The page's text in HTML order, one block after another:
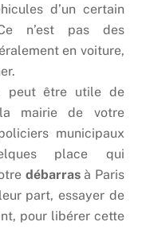
d’un certain
n’est pas des
en voiture,
peut être utile de
mairie de votre
municipaux
place qui
débarrasà Paris
part, essayer de
pour libérer cette